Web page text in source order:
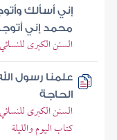
إني أسألك
محمد إني
السنن الكبرى
علمنا رسول
الحاجة
السنن الكبرى
كتاب اليوم والليلة